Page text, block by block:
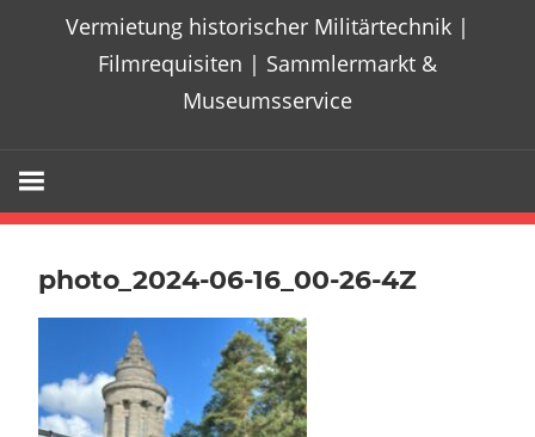
Vermietung historischer Militärtechnik |
Filmrequisiten | Sammlermarkt &
Museumsservice
photo_2024-06-16_00-26-4Z